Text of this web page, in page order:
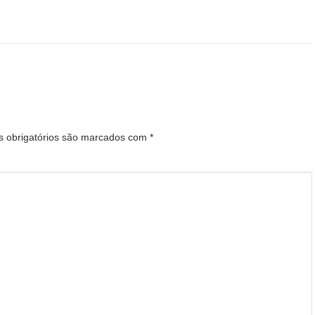
obrigatórios são marcados com *